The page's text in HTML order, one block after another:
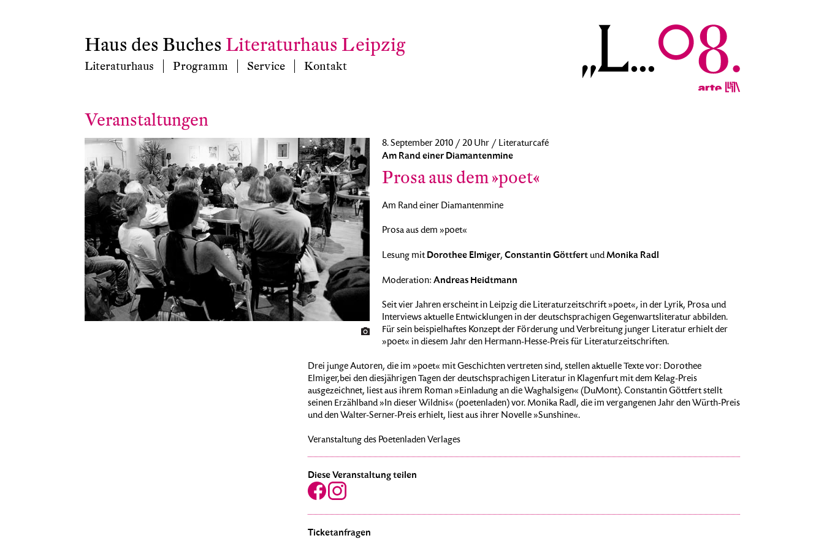
Haus des Buches Literaturhaus Leipzig
Literaturhaus Programm Service Kontakt
Veranstaltungen
8. September 2010 / 20 Uhr / Literaturcafé
Am Rand einer Diamantenmine
Prosa aus dem »poet«
Am Rand einer Diamantenmine
Prosa aus dem »poet«
Lesung mitDorothee Elmiger, Constantin GöttfertundMonika Radl
Moderation: Andreas Heidtmann
Seit vier Jahren erscheint in Leipzig die Literaturzeitschrift »poet«, in der Lyrik, Prosa und
Interviews aktuelle Entwicklungen in der deutschsprachigen Gegenwartsliteratur abbilden.
Für sein beispielhaftes Konzept der Förderung und Verbreitung junger Literatur erhielt der
»poet« in diesem Jahr den Hermann-Hesse-Preis für Literaturzeitschriften.
Drei junge Autoren, die im »poet« mit Geschichten vertreten sind, stellen aktuelle Texte vor: Dorothee
Elmiger,bei den diesjährigen Tagen der deutschsprachigen Literatur in Klagenfurt mit dem Kelag-Preis
ausgezeichnet, liest aus ihrem Roman »Einladung an die Waghalsigen« (DuMont). Constantin Göttfert stellt
seinen Erzählband »In dieser Wildnis« (poetenladen) vor. Monika Radl, die im vergangenen Jahr den Würth-Preis
und den Walter-Serner-Preis erhielt, liest aus ihrer Novelle »Sunshine«.
Veranstaltung des Poetenladen Verlages
Diese Veranstaltung teilen
Ticketanfragen